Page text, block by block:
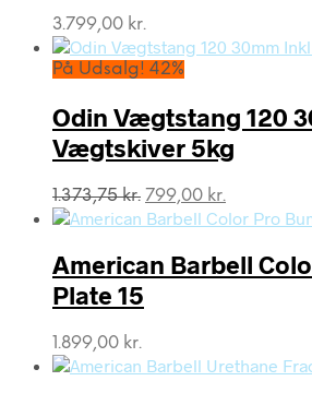
3.799,00 kr.
På Udsalg! 42%
Odin Vægtstang 120
Vægtskiver 5kg
1.373,75kr. Den
oprindelige
var:
1.373,75 kr..
799,00 kr.
aktuelle
er:
799,00 kr..
American Barbell
Plate 15
1.899,00 kr.